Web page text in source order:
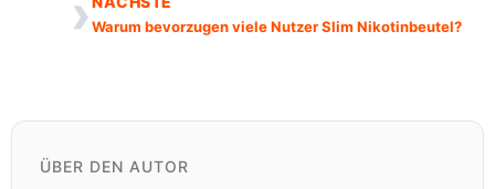
Warum bevorzugen viele Nutzer Slim Nikotinbeutel?
›
ÜBER DEN AUTOR